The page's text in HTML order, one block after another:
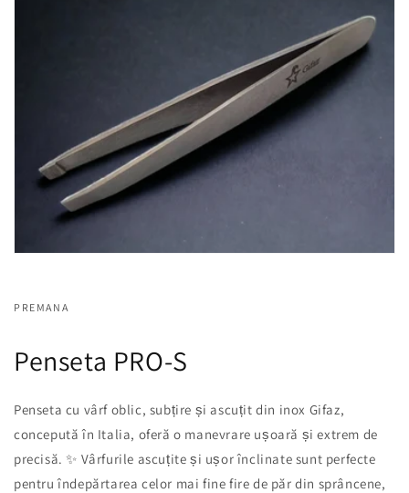
PREMANA
Penseta PRO-S
Penseta cu vârf oblic, subțire și ascuțit din inox Gifaz,
concepută în Italia, oferă o manevrare ușoară și extrem de
precisă. ✨ Vârfurile ascuțite și ușor înclinate sunt perfecte
pentru îndepărtarea celor mai fine fire de păr din sprâncene,